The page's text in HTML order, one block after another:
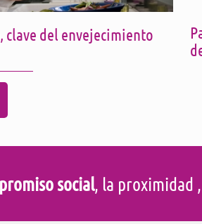
clave del envejecimiento
social, la proximidad